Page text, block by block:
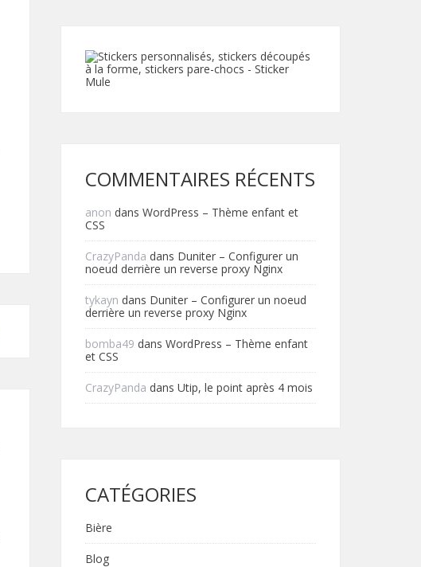
COMMENTAIRES RÉCENTS
anon dans WordPress – Thème enfant et
CSS
CrazyPanda dans Duniter – Configurer un
noeud derrière un reverse proxy Nginx
tykayn dans Duniter – Configurer un noeud
derrière un reverse proxy Nginx
bomba49 dans WordPress – Thème enfant
et CSS
CrazyPanda dans Utip, le point après 4 mois
CATÉGORIES
Bière
Blog